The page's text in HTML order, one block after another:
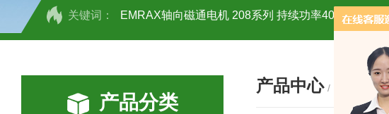
关键词： EMRAX轴向磁通电机 208系列 持续功率40kw
OEMER三相同步电机MTES 132SB/2参数及应用
产品分类
产品中心 / PRODUCTS